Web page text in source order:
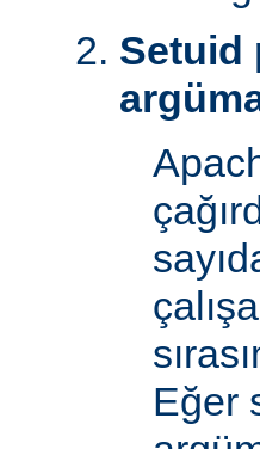
Setuid
Eğer